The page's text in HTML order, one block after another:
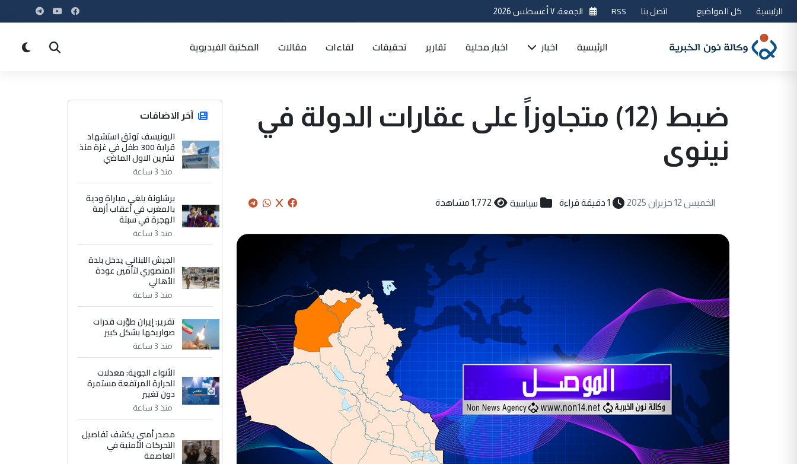
الرئيسية كل المواضيع اتصل بنا RSS الجمعة، ٧ أغسطس 2026
الرئيسية اخبار اخبار محلية تقارير تحقيقات لقاءات مقالات المكتبة الفيديوية
ضبط (12) متجاوزاً على عقارات الدولة في
نينوى
الخميس 12 حزيران 2025 1 دقيقة قراءة سياسية 1,772 مشاهدة
آخر الاضافات
اليونيسف توثق استشهاد
قرابة 300 طفل في غزة منذ
تشرين الاول الماضي
منذ 3 ساعة
برشلونة يلغي مباراة ودية
بالمغرب في أعقاب أزمة
الهجرة في سبتة
منذ 3 ساعة
الجيش اللبناني يدخل بلدة
المنصوري لتأمين عودة
الأهالي
منذ 3 ساعة
تقرير: إيران طوّرت قدرات
صواريخها بشكل كبير
منذ 3 ساعة
الأنواء الجوية: معدلات
الحرارة المرتفعة مستمرة
دون تغيير
منذ 3 ساعة
مصدر أمني يكشف تفاصيل
التحركات الأمنية في
العاصمة